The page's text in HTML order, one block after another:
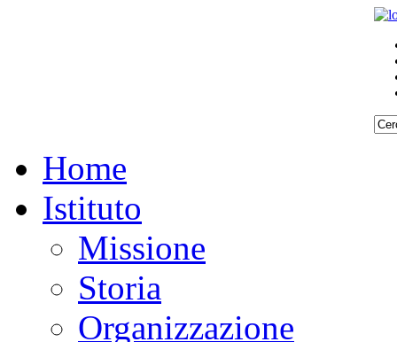
Home
Istituto
Missione
Storia
Organizzazione